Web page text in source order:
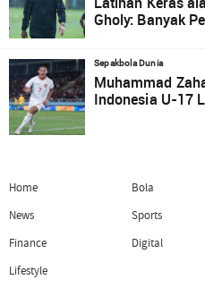
Gholy: Banyak
Sepakbola Dunia
Muhammad
Indonesia U-17
Home
News
Finance
Lifestyle
Bola
Sports
Digital